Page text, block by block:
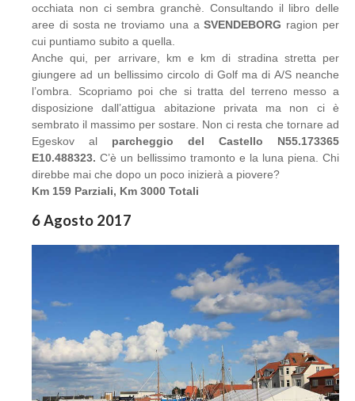
occhiata non ci sembra granchè. Consultando il libro delle
aree di sosta ne troviamo una aSVENDEBORG ragion per
cui puntiamo subito a quella.
Anche qui, per arrivare, km e km di stradina stretta per
giungere ad un bellissimo circolo di Golf ma di A/S neanche
l’ombra. Scopriamo poi che si tratta del terreno messo a
disposizione dall’attigua abitazione privata ma non ci è
sembrato il massimo per sostare. Non ci resta che tornare ad
Egeskov al parcheggio del Castello N55.173365
E10.488323. C’è un bellissimo tramonto e la luna piena. Chi
direbbe mai che dopo un poco inizierà a piovere?
Km 159 Parziali, Km 3000 Totali
6 Agosto 2017